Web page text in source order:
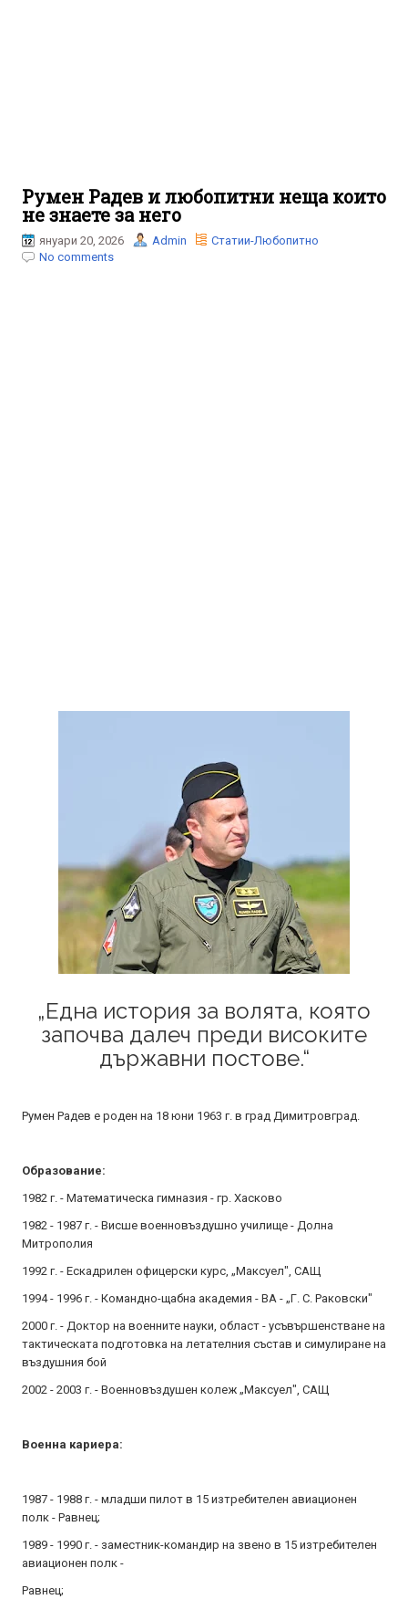
Румен Радев и любопитни неща които
не знаете за него
януари 20, 2026 Admin
Статии-Любопитно
No comments
„Една история за волята, която
започва далеч преди високите
държавни постове.“
Румен Радев е роден на 18 юни 1963 г. в град Димитровград.
Образование:
1982 г. - Математическа гимназия - гр. Хасково
1982 - 1987 г. - Висше военновъздушно училище - Долна
Митрополия
1992 г. - Ескадрилен офицерски курс, „Максуел", САЩ
1994 - 1996 г. - Командно-щабна академия - ВА - „Г. С. Раковски"
2000 г. - Доктор на военните науки, област - усъвършенстване на
тактическата подготовка на летателния състав и симулиране на
въздушния бой
2002 - 2003 г. - Военновъздушен колеж „Максуел", САЩ
Военна кариера:
1987 - 1988 г. - младши пилот в 15 изтребителен авиационен
полк - Равнец;
1989 - 1990 г. - заместник-командир на звено в 15 изтребителен
авиационен полк -
Равнец;